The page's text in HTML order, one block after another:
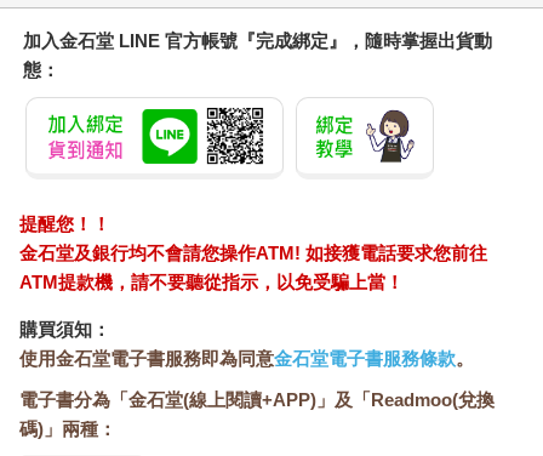
加入金石堂 LINE 官方帳號『完成綁定』，隨時掌握出貨動
態：
提醒您！！
金石堂及銀行均不會請您操作ATM! 如接獲電話要求您前往
ATM提款機，請不要聽從指示，以免受騙上當！
購買須知：
使用金石堂電子書服務即為同意金石堂電子書服務條款。
電子書分為「金石堂(線上閱讀+APP)」及「Readmoo(兌換
碼)」兩種：